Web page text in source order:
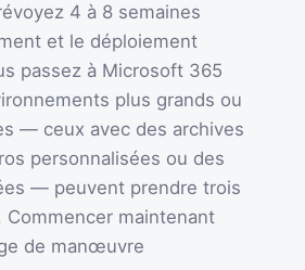
4 à 8 semaines
et le déploiement
passez à Microsoft 365
plus grands ou
— ceux avec des archives
personnalisées ou des
— peuvent prendre trois
Commencer maintenant
de manœuvre